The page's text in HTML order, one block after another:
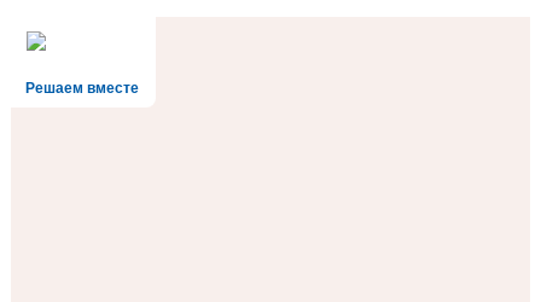
Решаем вместе